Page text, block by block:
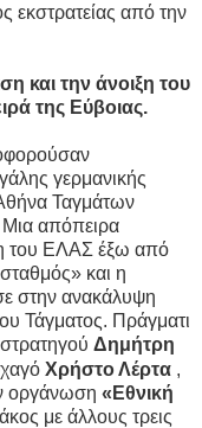
εκστρατείας από την
και την άνοιξη του
της Εύβοιας.
γερμανικής
Ταγμάτων
απόπειρα
του ΕΛΑΣ έξω από
και η
στην ανακάλυψη
Τάγματος. Πράγματι
Δημήτρη
Χρήστο Λέρτα ,
οργάνωση «Εθνική
με άλλους τρεις